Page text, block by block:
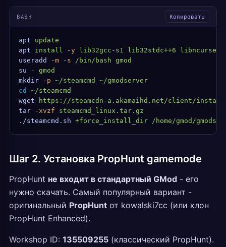
BASH Копировать
apt update
apt install -y lib32gcc-s1 lib32stdc++6
useradd
-m -s /bin/bash gmod
su -
gmod
mkdir -p ~/steamcmd
~/gmodserver
cd
~/steamcmd
wget https://steamcdn-a.akamaihd.net/client/
tar -xvzf steamcmd_linux.tar.gz
./steamcmd.sh +force_install_dir /home/gmod/
Шаг 2. Установка PropHunt gamemode
PropHunt не входит в стандартный GMod - его
нужно скачать. Самый популярный вариант -
оригинальный PropHunt от kowalski7cc (или клон
PropHunt Enhanced).
Workshop ID: 135509255 (классический PropHunt).